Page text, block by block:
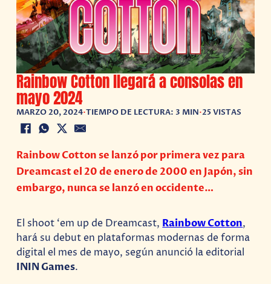
Rainbow Cotton llegará a consolas en
mayo 2024
MARZO 20, 2024•TIEMPO DE LECTURA: 3 MIN•25 VISTAS
Rainbow Cotton se lanzó por primera vez para
Dreamcast el 20 de enero de 2000 en Japón, sin
embargo, nunca se lanzó en occidente…
El shoot ‘em up de Dreamcast, Rainbow Cotton,
hará su debut en plataformas modernas de forma
digital el mes de mayo, según anunció la editorial
ININ Games.